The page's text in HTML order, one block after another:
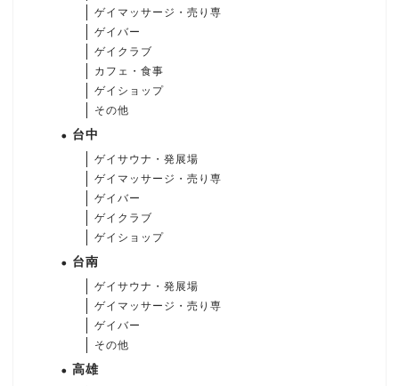
ゲイマッサージ・売り専
ゲイバー
ゲイクラブ
カフェ・食事
ゲイショップ
その他
台中
ゲイサウナ・発展場
ゲイマッサージ・売り専
ゲイバー
ゲイクラブ
ゲイショップ
台南
ゲイサウナ・発展場
ゲイマッサージ・売り専
ゲイバー
その他
高雄